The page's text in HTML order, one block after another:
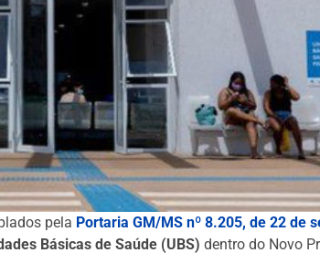
pela Portaria GM/MS nº 8.205, de 22 de
Básicas de Saúde (UBS) dentro do Novo